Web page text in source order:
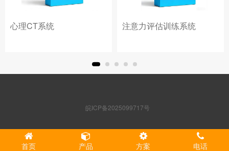
心理CT系统 注意力评估训练系统
皖ICP备2025099717号
首页 产品 方案 电话